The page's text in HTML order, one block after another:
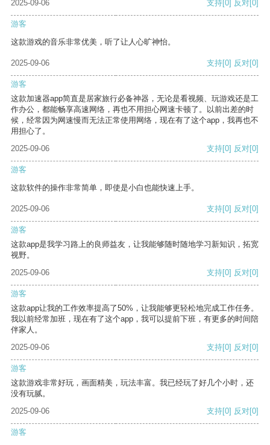
2025-09-06 支持[0] 反对[0]
游客
这款游戏的音乐非常优美，听了让人心旷神怡。
2025-09-06 支持[0] 反对[0]
游客
这款加速器app简直是居家旅行必备神器，无论是看视频、玩游戏还是工
作办公，都能畅享高速网络，再也不用担心网速卡顿了。以前出差的时
候，经常因为网速慢而无法正常使用网络，现在有了这个app，我再也不
用担心了。
2025-09-06
支持[0] 反对[0]
游客
这款软件的操作非常简单，即使是小白也能快速上手。
2025-09-06 支持[0] 反对[0]
游客
这款app是我学习路上的良师益友，让我能够随时随地学习新知识，拓宽
视野。
2025-09-06
支持[0] 反对[0]
游客
这款app让我的工作效率提高了50%，让我能够更轻松地完成工作任务。
我以前经常加班，现在有了这个app，我可以提前下班，有更多的时间陪
伴家人。
2025-09-06
支持[0] 反对[0]
游客
这款游戏非常好玩，画面精美，玩法丰富。我已经玩了好几个小时，还
没有玩腻。
2025-09-06
支持[0] 反对[0]
游客